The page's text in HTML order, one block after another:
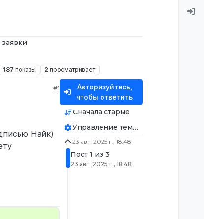
187 показы 2 просматривает
#1
Найк)
Авторизуйтесь,
чтобы ответить
Сначала старые
Управление темой
23 авг. 2025 г., 18:48
Пост 1 из 3
23 авг. 2025 г., 18:48